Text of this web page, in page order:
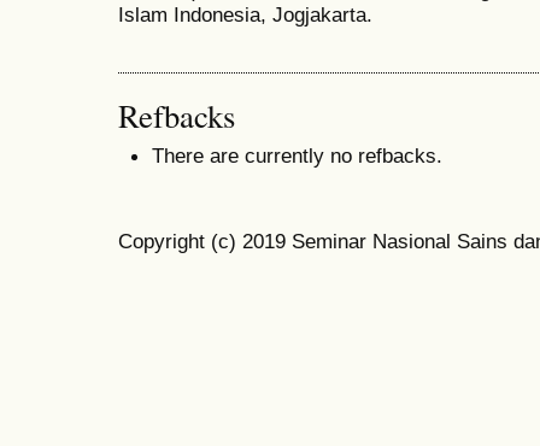
Islam Indonesia, Jogjakarta.
Refbacks
There are currently no refbacks.
Copyright (c) 2019 Seminar Nasional Sains